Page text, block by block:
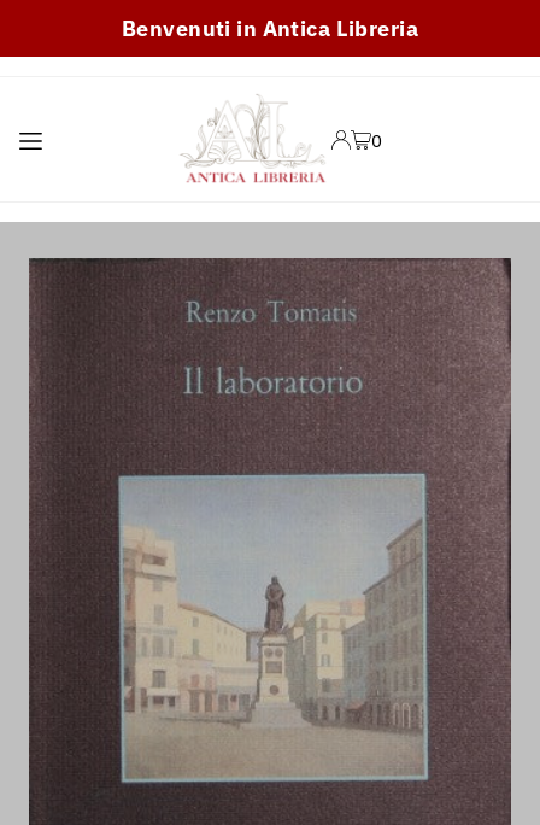
TRANSLATION MISSING:
Benvenuti in Antica Libreria
0